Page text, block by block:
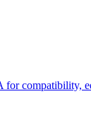
compatibility,